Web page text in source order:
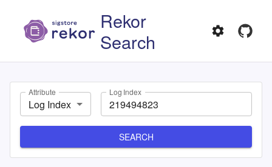
Rekor
Search
Attribute
Log Index
Log Index
SEARCH